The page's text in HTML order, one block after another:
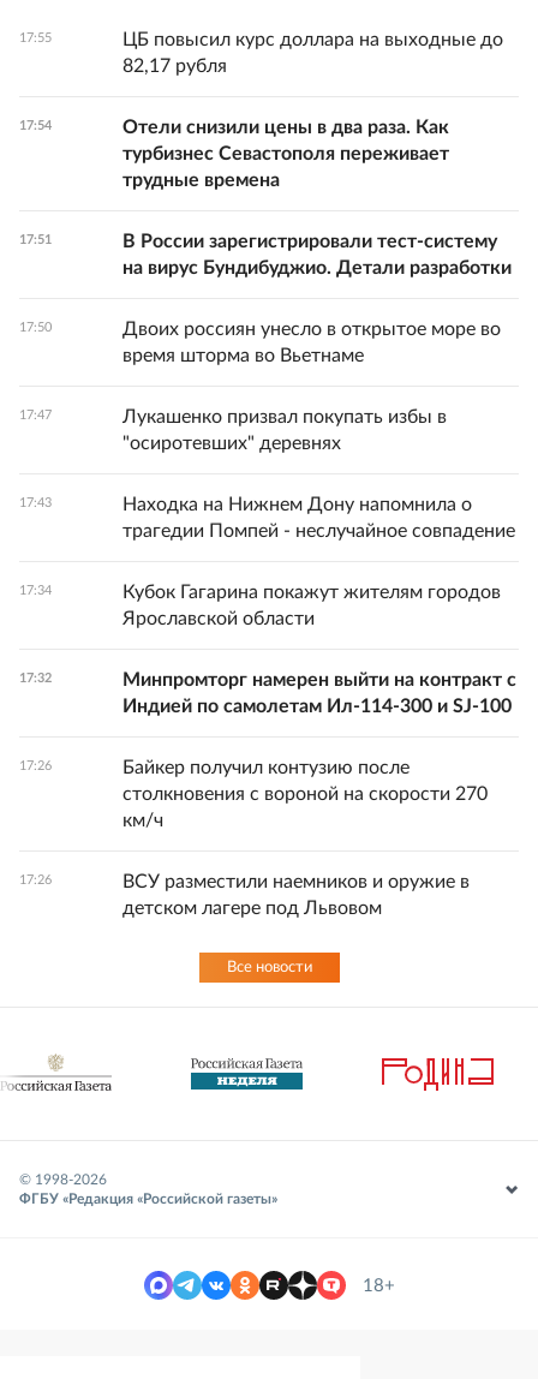
17:55
ЦБ повысил курс доллара на выходные до
82,17 рубля
17:54
Отели снизили цены в два раза. Как
турбизнес Севастополя переживает
трудные времена
17:51
В России зарегистрировали тест-систему
на вирус Бундибуджио. Детали разработки
17:50
Двоих россиян унесло в открытое море во
время шторма во Вьетнаме
17:47
Лукашенко призвал покупать избы в
"осиротевших" деревнях
17:43
Находка на Нижнем Дону напомнила о
трагедии Помпей - неслучайное совпадение
17:34
Кубок Гагарина покажут жителям городов
Ярославской области
17:32
Минпромторг намерен выйти на контракт с
Индией по самолетам Ил-114-300 и SJ-100
17:26
Байкер получил контузию после
столкновения с вороной на скорости 270
км/ч
17:26
ВСУ разместили наемников и оружие в
детском лагере под Львовом
Все новости
© 1998-2026
ФГБУ «Редакция «Российской газеты»
18+